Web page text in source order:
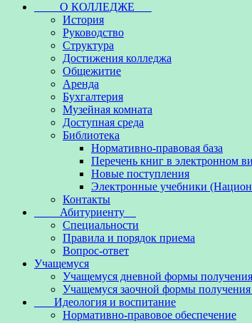
О КОЛЛЕДЖЕ
История
Руководство
Структура
Достижения колледжа
Общежитие
Аренда
Бухгалтерия
Музейная комната
Доступная среда
Библиотека
Нормативно-правовая база
Перечень книг в электронном
Новые поступления
Электронные учебники
Контакты
Абитуриенту
Специальности
Правила и порядок приема
Вопрос-ответ
Учащемуся
Учащемуся дневной формы получения
Учащемуся заочной формы получения
Идеология и воспитание
Нормативно-правовое обеспечение